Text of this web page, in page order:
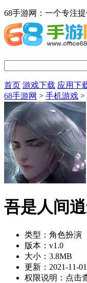
68手游网：一个专注
首页 游戏下载 应用下
68手游网 > 手机游戏 >
吾是人间
类型： 角色扮演
版本： v1.0
大小： 3.8MB
更新： 2021-11-
权限说明： 点击